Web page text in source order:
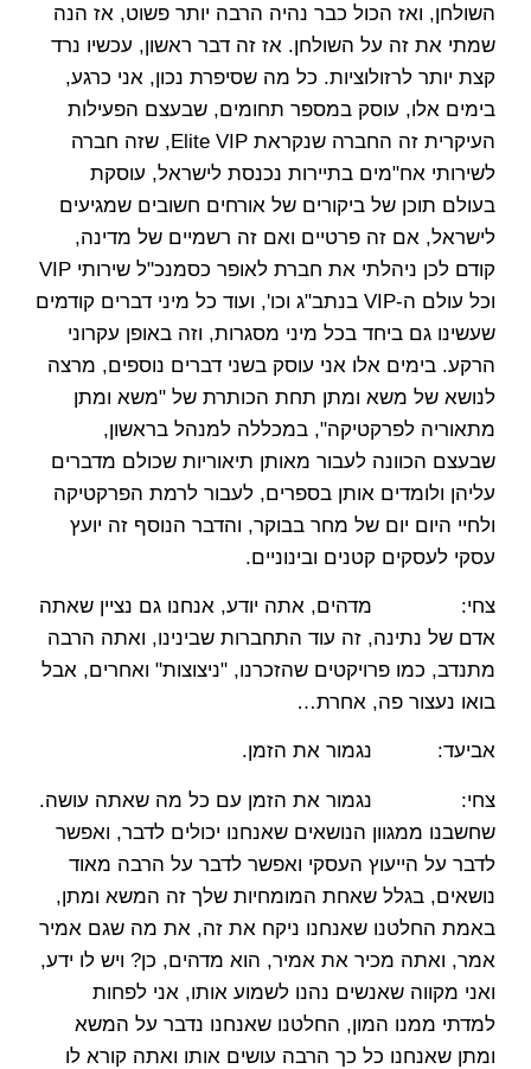
השולחן, ואז הכול כבר נהיה הרבה יותר פשוט, אז הנה
שמתי את זה על השולחן. אז זה דבר ראשון, עכשיו נרד
קצת יותר לרזולוציות. כל מה שסיפרת נכון, אני כרגע,
בימים אלו, עוסק במספר תחומים, שבעצם הפעילות
העיקרית זה החברה שנקראת Elite VIP, שזה חברה
לשירותי אח"מים בתיירות נכנסת לישראל, עוסקת
בעולם תוכן של ביקורים של אורחים חשובים שמגיעים
לישראל, אם זה פרטיים ואם זה רשמיים של מדינה,
קודם לכן ניהלתי את חברת לאופר כסמנכ"ל שירותי VIP
וכל עולם ה-VIP בנתב"ג וכו', ועוד כל מיני דברים קודמים
שעשינו גם ביחד בכל מיני מסגרות, וזה באופן עקרוני
הרקע. בימים אלו אני עוסק בשני דברים נוספים, מרצה
לנושא של משא ומתן תחת הכותרת של "משא ומתן
מתאוריה לפרקטיקה", במכללה למנהל בראשון,
שבעצם הכוונה לעבור מאותן תיאוריות שכולם מדברים
עליהן ולומדים אותן בספרים, לעבור לרמת הפרקטיקה
ולחיי היום יום של מחר בבוקר, והדבר הנוסף זה יועץ
עסקי לעסקים קטנים ובינוניים.
צחי: מדהים, אתה יודע, אנחנו גם נציין שאתה
אדם של נתינה, זה עוד התחברות שבינינו, ואתה הרבה
מתנדב, כמו פרויקטים שהזכרנו, "ניצוצות" ואחרים, אבל
בואו נעצור פה, אחרת…
אביעד: נגמור את הזמן.
צחי: נגמור את הזמן עם כל מה שאתה עושה.
שחשבנו ממגוון הנושאים שאנחנו יכולים לדבר, ואפשר
לדבר על הייעוץ העסקי ואפשר לדבר על הרבה מאוד
נושאים, בגלל שאחת המומחיות שלך זה המשא ומתן,
באמת החלטנו שאנחנו ניקח את זה, את מה שגם אמיר
אמר, ואתה מכיר את אמיר, הוא מדהים, כן? ויש לו ידע,
ואני מקווה שאנשים נהנו לשמוע אותו, אני לפחות
למדתי ממנו המון, החלטנו שאנחנו נדבר על המשא
ומתן שאנחנו כל כך הרבה עושים אותו ואתה קורא לו